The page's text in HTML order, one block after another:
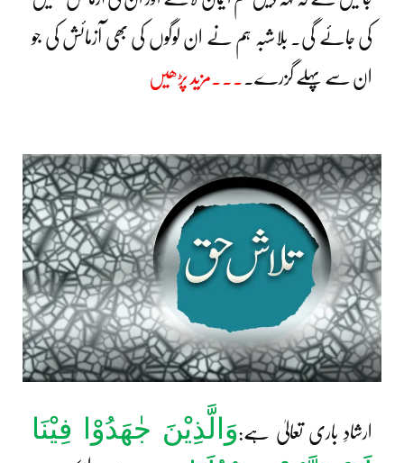
کی جائے گی۔ بلاشبہ ہم نے ان لوگوں کی بھی آزمائش کی جو
ان سے پہلے گزرے۔ ۔۔۔مزید پڑھیں
ارشادِ باری تعالیٰ ہے:وَالَّذِیْنَ جٰھَدُوْا فِیْنَا